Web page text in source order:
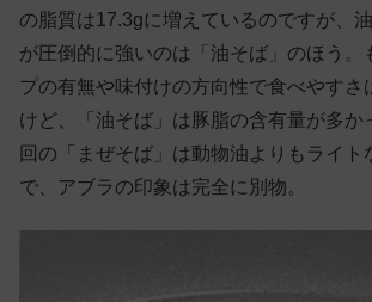
の脂質は17.3gに増えているのですが、
が圧倒的に強いのは「油そば」のほう。
プの有無や味付けの方向性で食べやすさ
けど、「油そば」は豚脂の含有量が多か
回の「まぜそば」は動物油よりもライト
で、アブラの印象は完全に別物。